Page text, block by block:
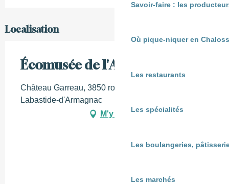
Savoir-faire : les
Où pique-niquer en
Les restaurants
Les spécialités
Les boulangeries,
Les marchés
Localisation
Écomusée de l'Armagnac
Château Garreau, 3850 route d'Estang, 40240
Labastide-d'Armagnac
M'y rendre